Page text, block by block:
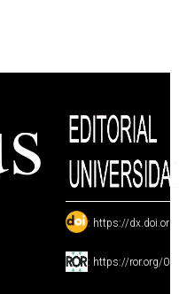
: https://
: https://ror.org/